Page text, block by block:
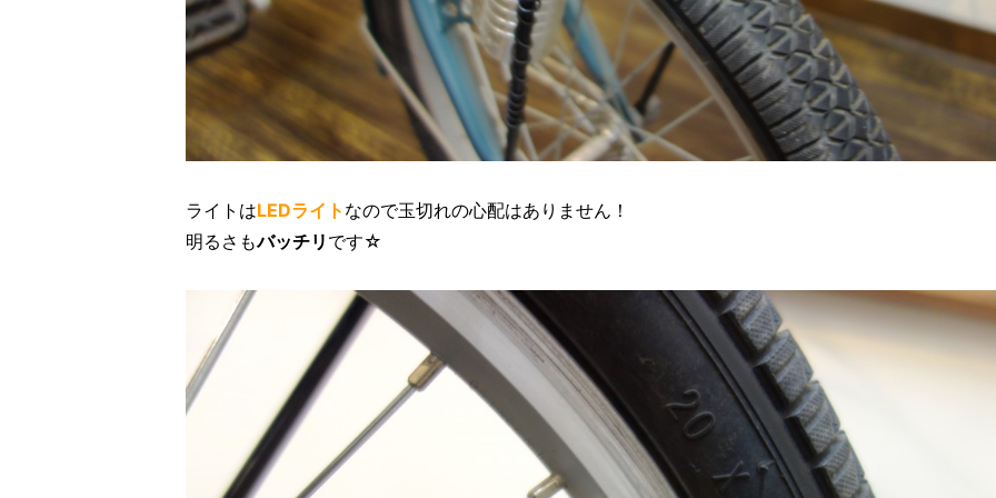
ライトはLEDライト なので玉切れの心配はありません！
明るさもバッチリ です☆